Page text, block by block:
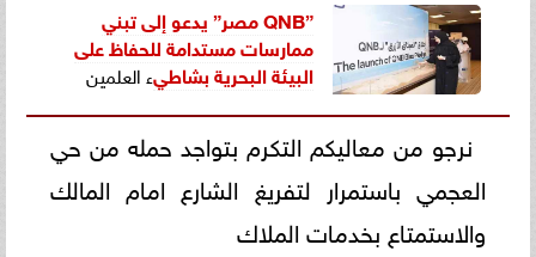
”QNB مصر” يدعو إلى تبني
ممارسات مستدامة للحفاظ على
البيئة البحرية بشاطيء العلمين
نرجو من معاليكم التكرم بتواجد حمله من حي
العجمي باستمرار لتفريغ الشارع امام المالك
والاستمتاع بخدمات الملاك